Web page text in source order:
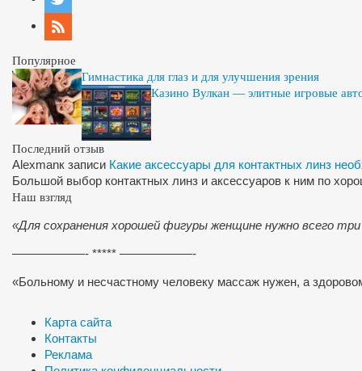
Популярное
Гимнастика для глаз и для улучшения зрения
Казино Вулкан — элитные игровые
Последний отзыв
Alexmanк записи Какие аксессуары для контактных линз
Большой выбор контактных линз и аксессуаров к ним по
Наш взгляд
«Для сохранения хорошей фигуры женщине нужно всего
——————- ***** ——————-
«Больному и несчастному человеку массаж нужен, а
Карта сайта
Контакты
Реклама